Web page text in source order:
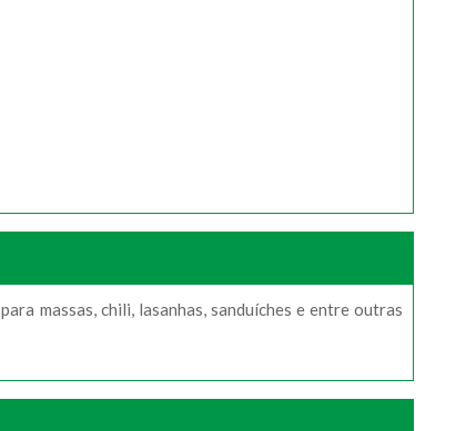
massas, chili, lasanhas, sanduíches e entre outras